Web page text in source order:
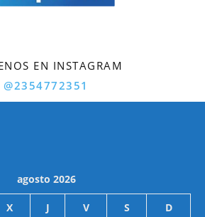
EN INSTAGRAM
@2354772351
agosto 2026
X J V S D